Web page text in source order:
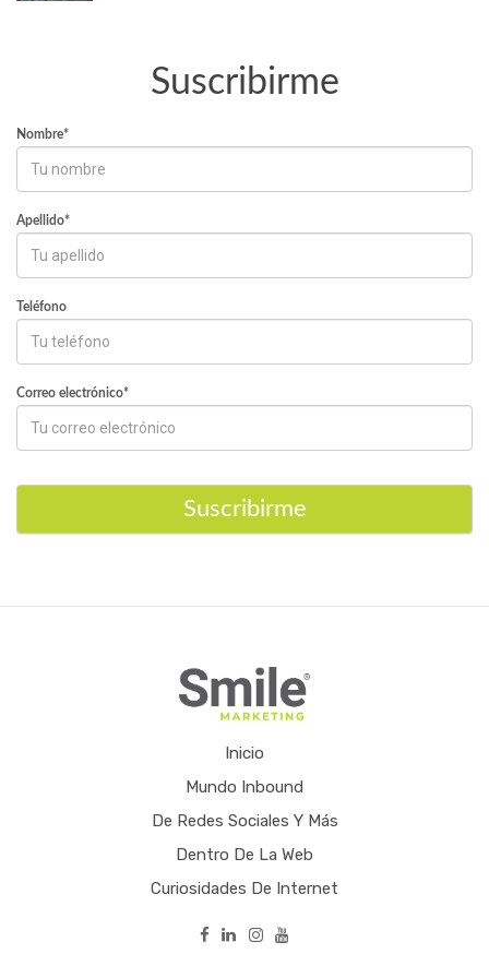
Suscribirme
Nombre*
Apellido*
Teléfono
Correo electrónico*
Suscribirme
Inicio
Mundo Inbound
De Redes Sociales Y Más
Dentro De La Web
Curiosidades De Internet